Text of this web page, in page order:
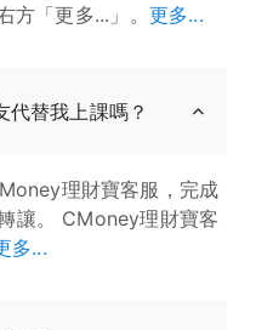
「更多...」。 更多...
代替我上課嗎？
理財寶客服，完成
讓。 CMoney理財寶客
多...